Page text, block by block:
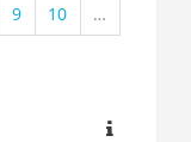
9 10
…